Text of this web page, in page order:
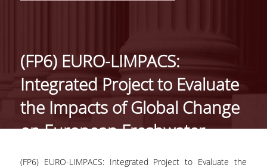
PROJECTS
ΝΕΑ
ΔΗΜΟΣΙΕΥΣΕΙΣ
ΕΚΔΗΛΩΣΕΙΣ
(FP6) EURO-LIMPACS:
Integrated Project to Evaluate
the Impacts of Global Change
on European Freshwater
Ecosystems
(FP6) EURO-LIMPACS: Integrated Project to Evaluate the